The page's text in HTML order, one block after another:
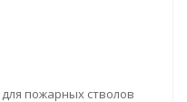
для пожарных стволов